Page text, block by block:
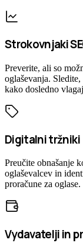
Strokovnjaki
Preverite, ali so
oglaševanja.
kako dosledno
Digitalni tržniki
Preučite obnašanje
oglaševalcev in
proračune za oglase.
Vydavatelji in